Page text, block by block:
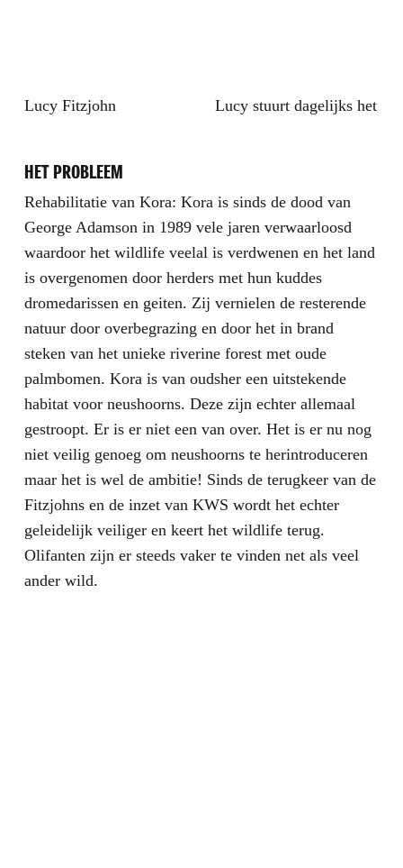
Lucy Fitzjohn Lucy stuurt dagelijks het
HET PROBLEEM
Rehabilitatie van Kora: Kora is sinds de dood van
George Adamson in 1989 vele jaren verwaarloosd
waardoor het wildlife veelal is verdwenen en het land
is overgenomen door herders met hun kuddes
dromedarissen en geiten. Zij vernielen de resterende
natuur door overbegrazing en door het in brand
steken van het unieke riverine forest met oude
palmbomen. Kora is van oudsher een uitstekende
habitat voor neushoorns. Deze zijn echter allemaal
gestroopt. Er is er niet een van over. Het is er nu nog
niet veilig genoeg om neushoorns te herintroduceren
maar het is wel de ambitie! Sinds de terugkeer van de
Fitzjohns en de inzet van KWS wordt het echter
geleidelijk veiliger en keert het wildlife terug.
Olifanten zijn er steeds vaker te vinden net als veel
ander wild.